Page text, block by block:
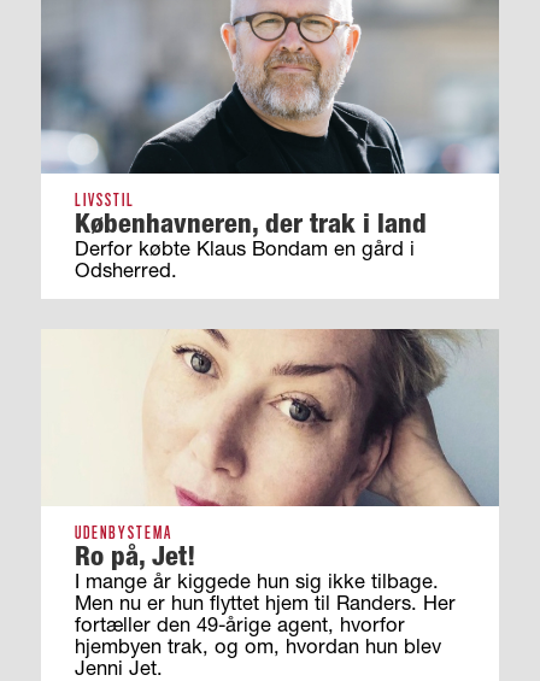
LIVSSTIL
Københavneren, der trak i land
Derfor købte Klaus Bondam en gård i
Odsherred.
UDENBYSTEMA
Ro på, Jet!
I mange år kiggede hun sig ikke tilbage.
Men nu er hun flyttet hjem til Randers. Her
fortæller den 49-årige agent, hvorfor
hjembyen trak, og om, hvordan hun blev
Jenni Jet.